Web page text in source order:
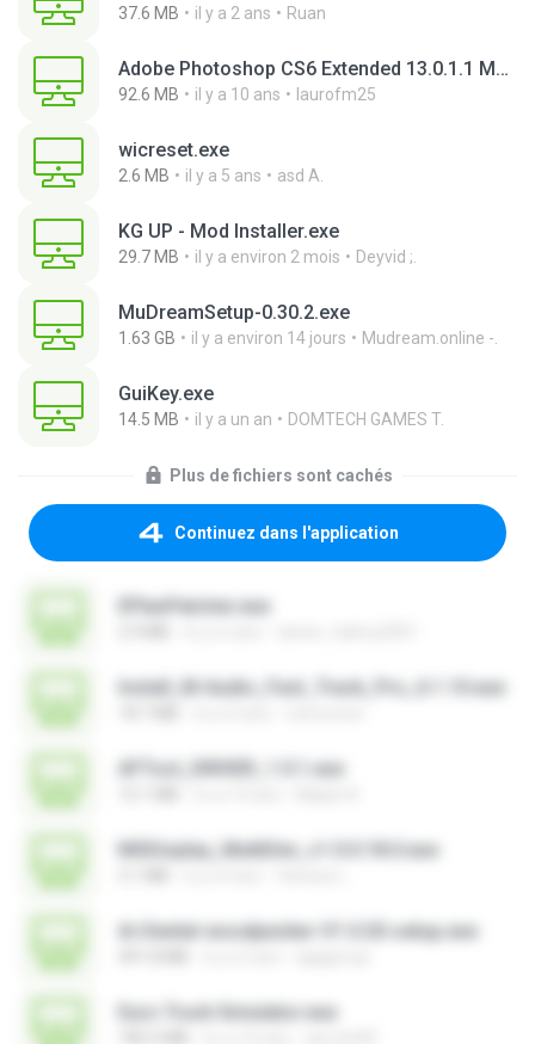
37.6 MB il y a 2 ans Ruan
Adobe Photoshop CS6 Extended 13.0.1.1 Multilanguage Portable x86.exe
92.6 MB il y a 10 ans laurofm25
wicreset.exe
2.6 MB il y a 5 ans asd A.
KG UP - Mod Installer.exe
29.7 MB il y a environ 2 mois Deyvid ;.
MuDreamSetup-0.30.2.exe
1.63 GB il y a environ 14 jours Mudream.online -.
GuiKey.exe
14.5 MB il y a un an DOMTECH GAMES T.
Plus de fichiers sont cachés
Continuez dans l'application
EPlanPatcher.exe
Install_M-Audio_Fast_Track_Pro_6.1.10.exe
AFTool_DRIVER_1.0.1.exe
MSDisplay_MultiDev_v1.0.0.18.0.exe
Ai-Dental-woodpecker-V1.0.20-setup.exe
Euro Truck Simulator.exe